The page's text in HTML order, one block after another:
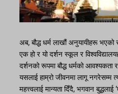
अब, बौद्ध धर्म लाखौं अनुयायीहरू भएको
एक हो र यो दर्शन स्कूल र
दर्शनको रूपमा बौद्ध धर्मको आवश्यकता
यसलाई हाम्रो जीवनमा लागू नगरेसम्म
महत्त्वलाई मान्यता दिँदै, भगवान